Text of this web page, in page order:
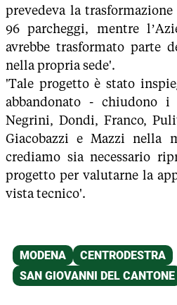
prevedeva la
96 parcheggi, mentre
avrebbe trasformato parte
nella propria sede'.
'Tale progetto è stato
abbandonato - chiudono i
Negrini, Dondi, Franco,
Giacobazzi e Mazzi nella
crediamo sia necessario
progetto per valutarne la
vista tecnico'.